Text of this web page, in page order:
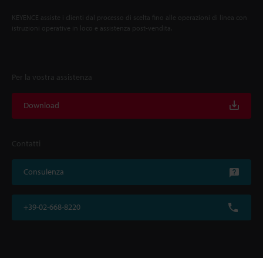
KEYENCE assiste i clienti dal processo di scelta fino alle operazioni di linea con
istruzioni operative in loco e assistenza post-vendita.
Per la vostra assistenza
Download
Contatti
Consulenza
+39-02-668-8220